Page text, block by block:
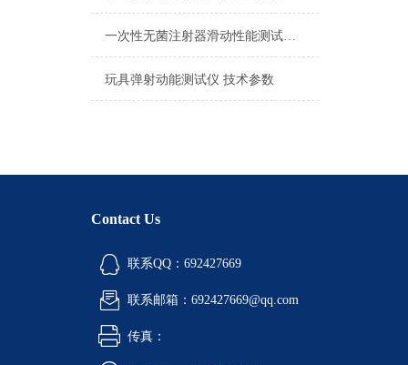
一次性无菌注射器滑动性能测试仪，体验派的选择上海诚卫
玩具弹射动能测试仪 技术参数
Contact Us
联系QQ：692427669
联系邮箱：692427669@qq.com
传真：